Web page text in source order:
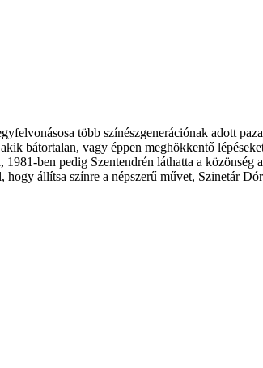
több színészgenerációnak adott
bátortalan, vagy éppen meghökkentő
ben pedig Szentendrén láthatta a
állítsa színre a népszerű művet, Szinetár